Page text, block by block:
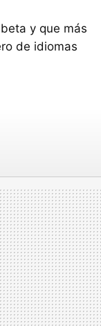
y que más
de idiomas